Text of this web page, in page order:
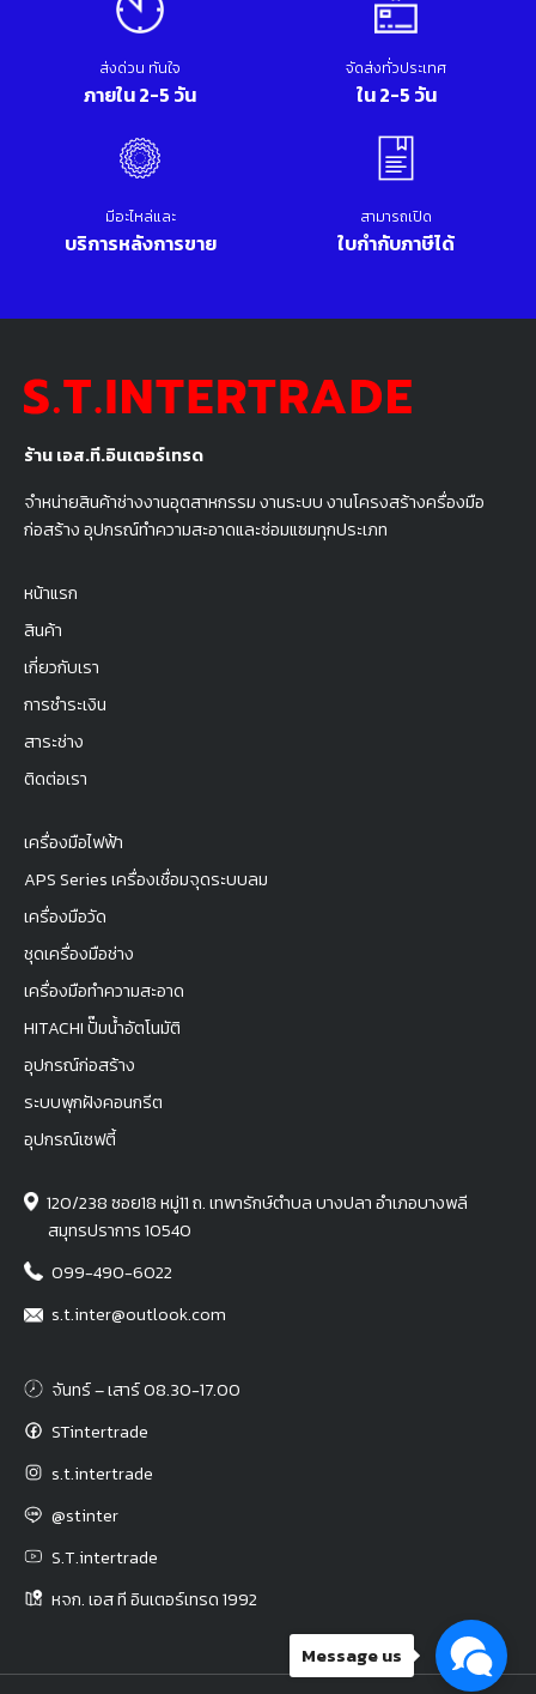
ร้าน เอส.ที.อินเตอร์เทรด
จำหน่ายสินค้าช่างงานอุตสาหกรรม งานระบบ งานโครงสร้างครื่องมือ
ก่อสร้าง อุปกรณ์ทำความสะอาดและซ่อมแซมทุกประเภท
หน้าแรก
สินค้า
เกี่ยวกับเรา
การชำระเงิน
สาระช่าง
ติดต่อเรา
เครื่องมือไฟฟ้า
APS Series เครื่องเชื่อมจุดระบบลม
เครื่องมือวัด
ชุดเครื่องมือช่าง
เครื่องมือทำความสะอาด
HITACHI ปั๊มน้ำอัตโนมัติ
อุปกรณ์ก่อสร้าง
ระบบพุกฝังคอนกรีต
อุปกรณ์เซฟตี้
120/238 ซอย18 หมู่11 ถ. เทพารักษ์ตำบล บางปลา อำเภอบางพลี
สมุทรปราการ 10540
099-490-6022
s.t.inter@outlook.com
จันทร์ – เสาร์ 08.30-17.00
STintertrade
s.t.intertrade
@stinter
S.T.intertrade
หจก. เอส ที อินเตอร์เทรด 1992
ส่งด่วน ทันใจ
ภายใน 2-5 วัน
จัดส่งทั่วประเทศ
ใน 2-5 วัน
มีอะไหล่และ
บริการหลังการขาย
สามารถเปิด
ใบกำกับภาษีได้
Message us